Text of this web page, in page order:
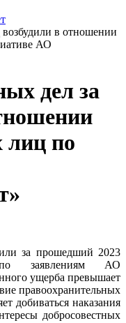
в отношении
АО
дел за
лиц по
за прошедший 2023
заявлениям АО
ущерба превышает
правоохранительных
добиваться наказания
добросовестных